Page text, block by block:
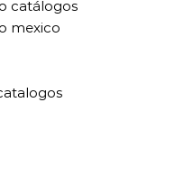
catálogos
mexico